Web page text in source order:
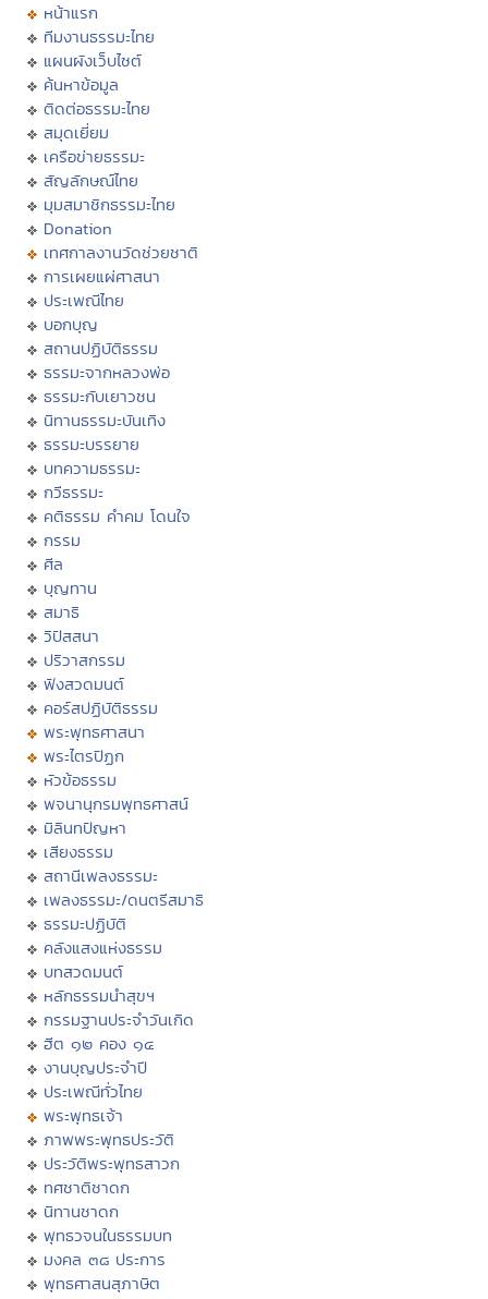
หน้าแรก
ทีมงานธรรมะไทย
แผนผังเว็บไซต์
ค้นหาข้อมูล
ติดต่อธรรมะไทย
สมุดเยี่ยม
เครือข่ายธรรมะ
สัญลักษณ์ไทย
มุมสมาชิกธรรมะไทย
Donation
เทศกาลงานวัดช่วยชาติ
การเผยแผ่ศาสนา
ประเพณีไทย
บอกบุญ
สถานปฏิบัติธรรม
ธรรมะจากหลวงพ่อ
ธรรมะกับเยาวชน
นิทานธรรมะบันเทิง
ธรรมะบรรยาย
บทความธรรมะ
กวีธรรมะ
คติธรรม คำคม โดนใจ
กรรม
ศีล
บุญทาน
สมาธิ
วิปัสสนา
ปริวาสกรรม
ฟังสวดมนต์
คอร์สปฏิบัติธรรม
พระพุทธศาสนา
พระไตรปิฏก
หัวข้อธรรม
พจนานุกรมพุทธศาสน์
มิลินทปัญหา
เสียงธรรม
สถานีเพลงธรรมะ
เพลงธรรมะ/ดนตรีสมาธิ
ธรรมะปฏิบัติ
คลังแสงแห่งธรรม
บทสวดมนต์
หลักธรรมนำสุขฯ
กรรมฐานประจำวันเกิด
ฮีต ๑๒ คอง ๑๔
งานบุญประจำปี
ประเพณีทั่วไทย
พระพุทธเจ้า
ภาพพระพุทธประวัติ
ประวัติพระพุทธสาวก
ทศชาติชาดก
นิทานชาดก
พุทธวจนในธรรมบท
มงคล ๓๘ ประการ
พุทธศาสนสุภาษิต